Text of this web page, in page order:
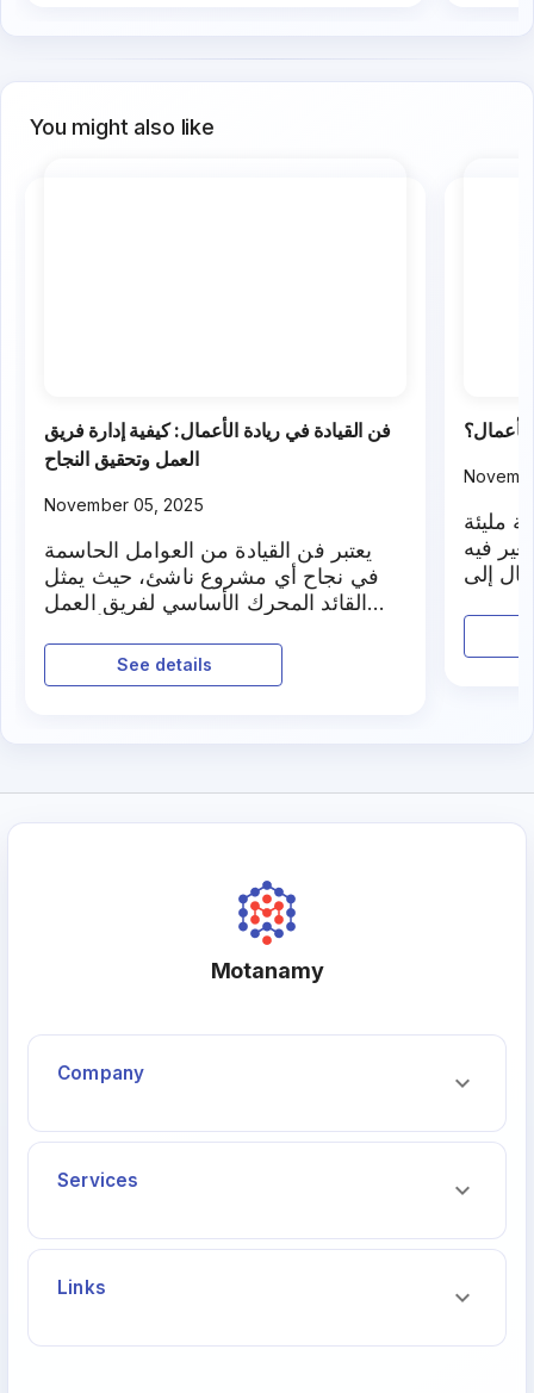
You might also like
فن القيادة في ريادة الأعمال: كيفية إدارة فريق
العمل وتحقيق النجاح
November 05, 2025
يعتبر فن القيادة من العوامل الحاسمة
في نجاح أي مشروع ناشئ، حيث يمثل
القائد المحرك الأساسي لفريق العمل
الاستراتيجية. لكن ما هي مهارات القيادة
الفعالة في ريادة الأعمال؟ وكيف يمكنك
See details
مليئة
فيه
إلى
Motanamy
Company
Services
Links